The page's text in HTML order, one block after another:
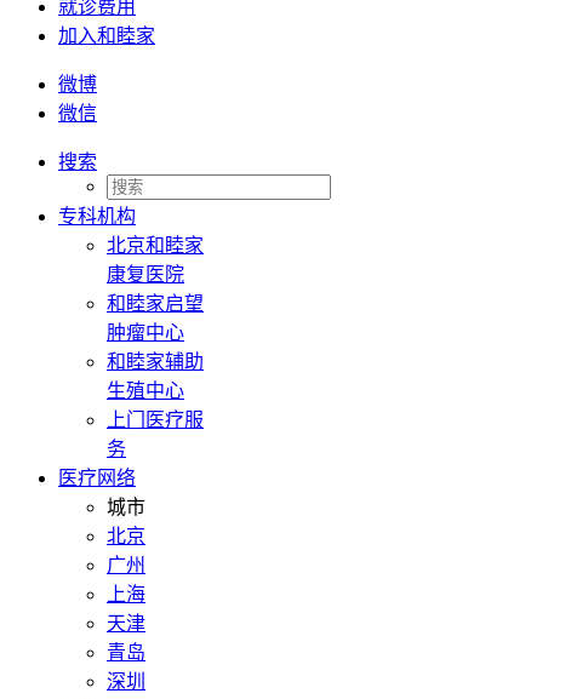
就诊费用
加入和睦家
微博
微信
搜索
专科机构
北京和睦家
康复医院
和睦家启望
肿瘤中心
和睦家辅助
生殖中心
上门医疗服
务
医疗网络
城市
北京
广州
上海
天津
青岛
深圳